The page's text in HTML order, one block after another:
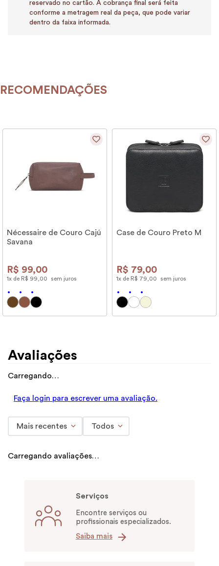
reservado no cartão. A cobrança final será feita
conforme a metragem real da peça, que pode variar
dentro da faixa informada.
RECOMENDAÇÕES
Nécessaire de Couro Cajú
Savana
R$ 99,00
1x de R$ 99 00 sem juros
Case de Couro Preto M
R$ 79,00
1x de R$ 79 00 sem juros
Avaliações
Carregando…
Faça login para escrever uma avaliação.
Mais recentes Todos
Carregando avaliações…
Serviços
Encontre serviços ou
profissionais especializados.
Saiba mais